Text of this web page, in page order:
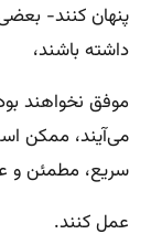
پنهان کنند-
داشته باشند،
موفق نخواهند
می‌آیند، ممکن
سریع، مطمئن و
عمل کنند.